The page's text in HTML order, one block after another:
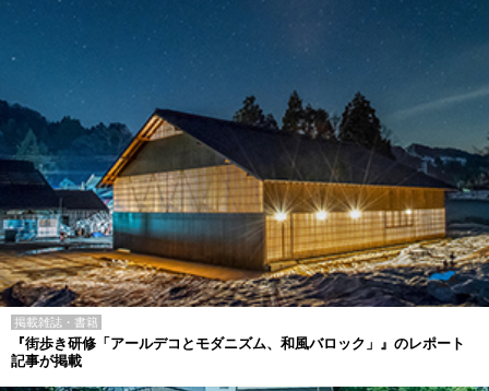
掲載雑誌・書籍
『街歩き研修「アールデコとモダニズム、和風バロック」』のレポート
記事が掲載